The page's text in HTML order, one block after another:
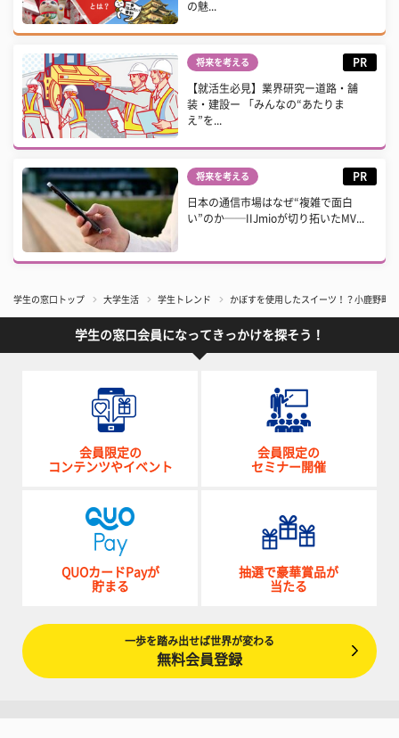
の魅...
将来を考える PR
【就活生必見】業界研究ー道路・舗
装・建設ー 「みんなの“あたりま
え”を...
将来を考える PR
日本の通信市場はなぜ“複雑で面白
い”のか──IIJmioが切り拓いたMV...
学生の窓口トップ 大学生活 学生トレンド かぼすを使用したスイーツ！？小鹿野町
学生の窓口会員になってきっかけを探そう！
会員限定の
コンテンツやイベント
会員限定の
セミナー開催
QUOカードPayが
貯まる
抽選で豪華賞品が
当たる
一歩を踏み出せば世界が変わる
無料会員登録